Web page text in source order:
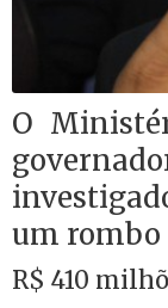
O
um rombo
R$ 410